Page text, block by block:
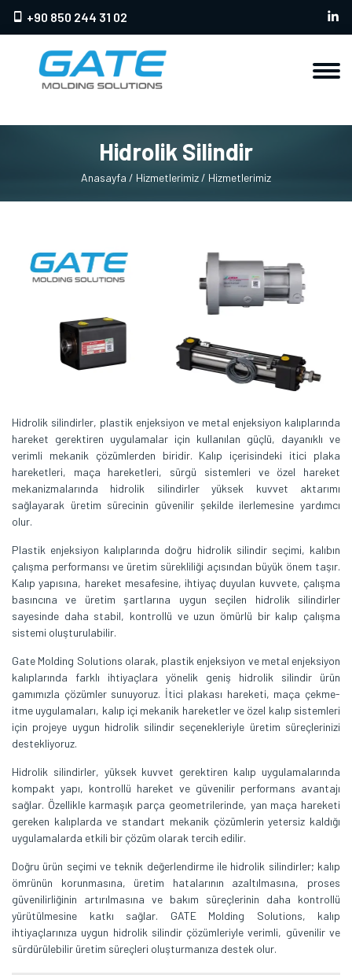
+90 850 244 31 02
Hidrolik Silindir
Anasayfa / Hizmetlerimiz/ Hizmetlerimiz
Hidrolik silindirler, plastik enjeksiyon ve metal enjeksiyon kalıplarında
hareket gerektiren uygulamalar için kullanılan güçlü, dayanıklı ve
verimli mekanik çözümlerden biridir. Kalıp içerisindeki itici plaka
hareketleri, maça hareketleri, sürgü sistemleri ve özel hareket
mekanizmalarında hidrolik silindirler yüksek kuvvet aktarımı
sağlayarak üretim sürecinin güvenilir şekilde ilerlemesine yardımcı
olur.
Plastik enjeksiyon kalıplarında doğru hidrolik silindir seçimi, kalıbın
çalışma performansı ve üretim sürekliliği açısından büyük önem taşır.
Kalıp yapısına, hareket mesafesine, ihtiyaç duyulan kuvvete, çalışma
basıncına ve üretim şartlarına uygun seçilen hidrolik silindirler
sayesinde daha stabil, kontrollü ve uzun ömürlü bir kalıp çalışma
sistemi oluşturulabilir.
Gate Molding Solutions olarak, plastik enjeksiyon ve metal enjeksiyon
kalıplarında farklı ihtiyaçlara yönelik geniş hidrolik silindir ürün
gamımızla çözümler sunuyoruz. İtici plakası hareketi, maça çekme-
itme uygulamaları, kalıp içi mekanik hareketler ve özel kalıp sistemleri
için projeye uygun hidrolik silindir seçenekleriyle üretim süreçlerinizi
destekliyoruz.
Hidrolik silindirler, yüksek kuvvet gerektiren kalıp uygulamalarında
kompakt yapı, kontrollü hareket ve güvenilir performans avantajı
sağlar. Özellikle karmaşık parça geometrilerinde, yan maça hareketi
gereken kalıplarda ve standart mekanik çözümlerin yetersiz kaldığı
uygulamalarda etkili bir çözüm olarak tercih edilir.
Doğru ürün seçimi ve teknik değerlendirme ile hidrolik silindirler; kalıp
ömrünün korunmasına, üretim hatalarının azaltılmasına, proses
güvenilirliğinin artırılmasına ve bakım süreçlerinin daha kontrollü
yürütülmesine katkı sağlar. GATE Molding Solutions, kalıp
ihtiyaçlarınıza uygun hidrolik silindir çözümleriyle verimli, güvenilir ve
sürdürülebilir üretim süreçleri oluşturmanıza destek olur.